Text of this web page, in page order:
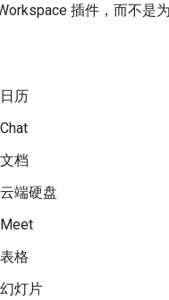
插件，而不是
历
档
端硬盘
格
灯片